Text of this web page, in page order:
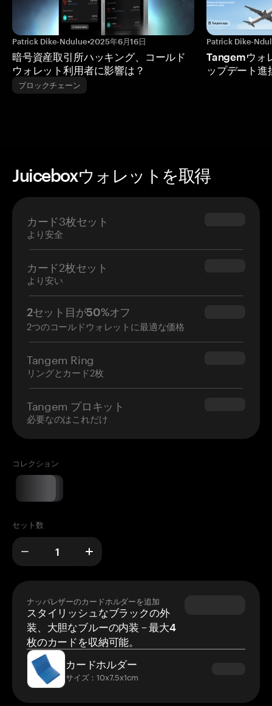
Patrick Dike-Ndulue•2025年6月16日
暗号資産取引所ハッキング、コールド
ウォレット利用者に影響は？
ブロックチェーン
Patrick Dike-
Tangemウォ
ップデート進
Juiceboxウォレットを取得
カード3枚セット
より安全
$69.90
カード2枚セット
より安い
$54.90
2セット目が50%オフ
2つのコールドウォレットに最適な価格
$34.95
Tangem Ring
リングとカード2枚
$160.00
Tangem プロキット
必要なのはこれだけ
$180.00
コレクション
セット数
ナッパレザーのカードホルダーを追加
スタイリッシュなブラックの外
装、大胆なブルーの内装 – 最大4
枚のカードを収納可能。
カードホルダー
サイズ：10x7.5x1cm